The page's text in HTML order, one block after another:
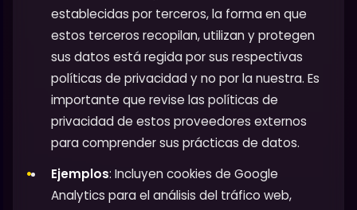
establecidas por terceros, la forma en que
estos terceros recopilan, utilizan y protegen
sus datos está regida por sus respectivas
políticas de privacidad y no por la nuestra. Es
importante que revise las políticas de
privacidad de estos proveedores externos
para comprender sus prácticas de datos.
Ejemplos: Incluyen cookies de Google
Analytics para el análisis del tráfico web,